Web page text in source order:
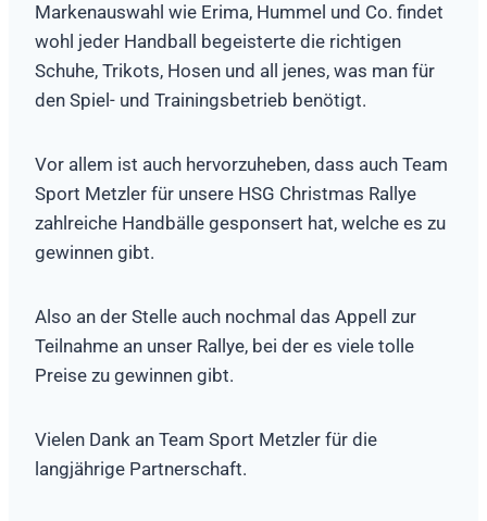
Markenauswahl wie Erima, Hummel und Co. findet
wohl jeder Handball begeisterte die richtigen
Schuhe, Trikots, Hosen und all jenes, was man für
den Spiel- und Trainingsbetrieb benötigt.
Vor allem ist auch hervorzuheben, dass auch Team
Sport Metzler für unsere HSG Christmas Rallye
zahlreiche Handbälle gesponsert hat, welche es zu
gewinnen gibt.
Also an der Stelle auch nochmal das Appell zur
Teilnahme an unser Rallye, bei der es viele tolle
Preise zu gewinnen gibt.
Vielen Dank an Team Sport Metzler für die
langjährige Partnerschaft.